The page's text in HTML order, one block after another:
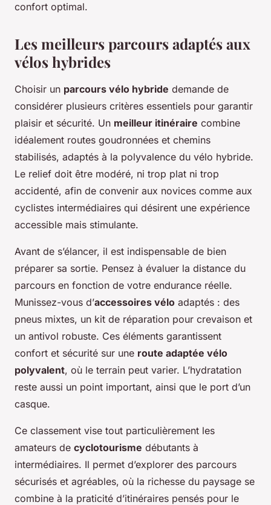
confort optimal.
Les meilleurs parcours adaptés aux
vélos hybrides
Choisir un parcours vélo hybride demande de
considérer plusieurs critères essentiels pour garantir
plaisir et sécurité. Un meilleur itinéraire combine
idéalement routes goudronnées et chemins
stabilisés, adaptés à la polyvalence du vélo hybride.
Le relief doit être modéré, ni trop plat ni trop
accidenté, afin de convenir aux novices comme aux
cyclistes intermédiaires qui désirent une expérience
accessible mais stimulante.
Avant de s’élancer, il est indispensable de bien
préparer sa sortie. Pensez à évaluer la distance du
parcours en fonction de votre endurance réelle.
Munissez-vous d’accessoires vélo adaptés : des
pneus mixtes, un kit de réparation pour crevaison et
un antivol robuste. Ces éléments garantissent
confort et sécurité sur une route adaptée vélo
polyvalent, où le terrain peut varier. L’hydratation
reste aussi un point important, ainsi que le port d’un
casque.
Ce classement vise tout particulièrement les
amateurs de cyclotourisme débutants à
intermédiaires. Il permet d’explorer des parcours
sécurisés et agréables, où la richesse du paysage se
combine à la praticité d’itinéraires pensés pour le